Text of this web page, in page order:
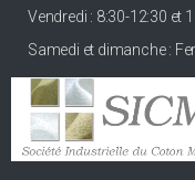
Vendredi : 8:30-12:30 et
Samedi et dimanche :